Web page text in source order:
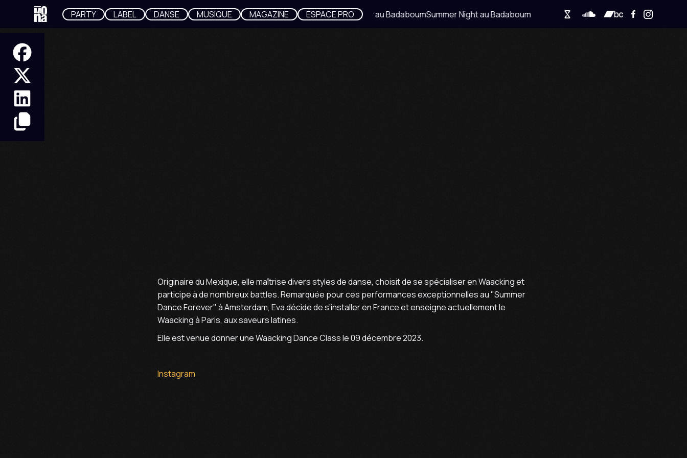
PARTY LABEL DANSE MUSIQUE MAGAZINE ESPACE PRO
Summer Night au BadaboumSummer Night au Badaboum
Originaire du Mexique, elle maîtrise divers styles de danse, choisit de se spécialiser en Waacking et
participe à de nombreux battles. Remarquée pour ces performances exceptionnelles au "Summer
Dance Forever" à Amsterdam, Eva décide de s'installer en France et enseigne actuellement le
Waacking à Paris, aux saveurs latines.
Elle est venue donner une Waacking Dance Class le 09 décembre 2023.
Instagram